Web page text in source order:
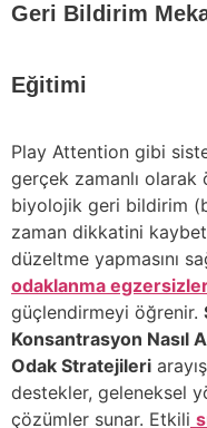
Geri Bildirim
Eğitimi
Play Attention gibi
gerçek zamanlı
biyolojik geri bildirim
zaman dikkatini
düzeltme yapmasını
odaklanma
güçlendirmeyi öğrenir.
Konsantrasyon Nasıl
Odak Stratejileri
destekler, geleneksel
çözümler sunar. Etkili